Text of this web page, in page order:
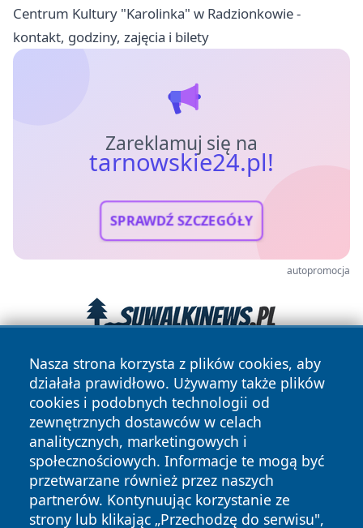
Centrum Kultury "Karolinka" w Radzionkowie -
kontakt, godziny, zajęcia i bilety
Zareklamuj się na
tarnowskie24.pl!
SPRAWDŹ SZCZEGÓŁY
autopromocja
Nasza strona korzysta z plików cookies, aby
działała prawidłowo. Używamy także plików
cookies i podobnych technologii od
zewnętrznych dostawców w celach
analitycznych, marketingowych i
społecznościowych. Informacje te mogą być
przetwarzane również przez naszych
partnerów. Kontynuując korzystanie ze
strony lub klikając „Przechodzę do serwisu",
Copyright © 2026 tarnowskie24.pl Wszystkie prawa
zastrzeżone.